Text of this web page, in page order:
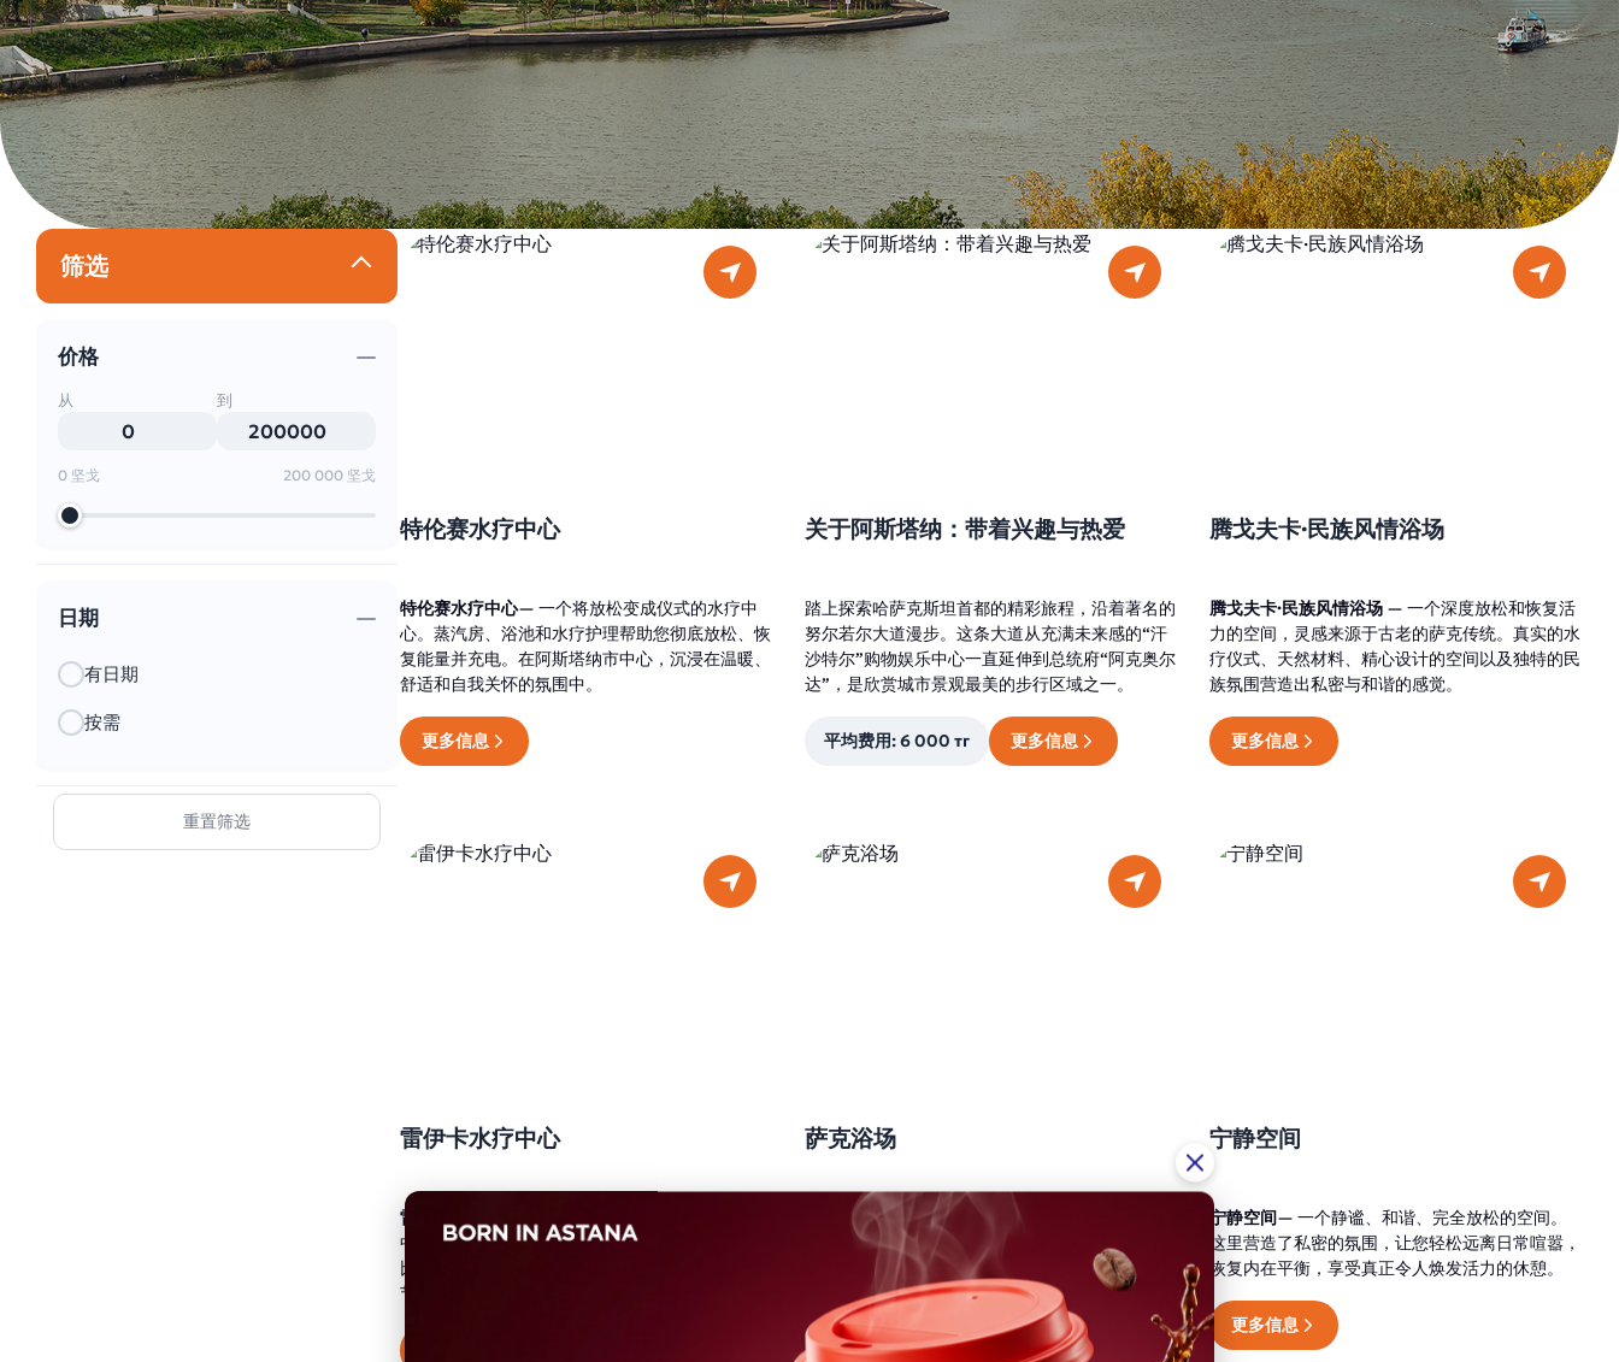
筛选
价格
从 到
0 坚戈 200 000 坚戈
日期
有日期
按需
重置筛选
特伦赛水疗中心
特伦赛水疗中心— 一个将放松变成仪式的水疗中
心。蒸汽房、浴池和水疗护理帮助您彻底放松、恢
复能量并充电。在阿斯塔纳市中心，沉浸在温暖、
舒适和自我关怀的氛围中。
更多信息
关于阿斯塔纳：带着兴趣与热爱
踏上探索哈萨克斯坦首都的精彩旅程，沿着著名的
努尔若尔大道漫步。这条大道从充满未来感的“汗
沙特尔”购物娱乐中心一直延伸到总统府“阿克奥尔
达”，是欣赏城市景观最美的步行区域之一。
平均费用: 6 000 тг 更多信息
腾戈夫卡·民族风情浴场
腾戈夫卡·民族风情浴场 — 一个深度放松和恢复活
力的空间，灵感来源于古老的萨克传统。真实的水
疗仪式、天然材料、精心设计的空间以及独特的民
族氛围营造出私密与和谐的感觉。
更多信息
雷伊卡水疗中心
雷伊卡水疗中心
中心。一个真正恢复活力的空间：热蒸汽、冷热对
比，以及宁静悠闲的氛围。在这里，访客可以放慢
节奏，恢复能量，感受到身心的纯净与清爽。
萨克浴场
萨克浴场— 真正回归哈萨克浴传统的体验。温
暖、蒸汽和浴池营造出完全放松与恢复活力的氛
围。沉浸在独特的健康与放松仪式中，每一个细节
都为您的舒适而精心设计。
更多信息
宁静空间
宁静空间— 一个静谧、和谐、完全放松的空间。
这里营造了私密的氛围，让您轻松远离日常喧嚣，
恢复内在平衡，享受真正令人焕发活力的休憩。
更多信息